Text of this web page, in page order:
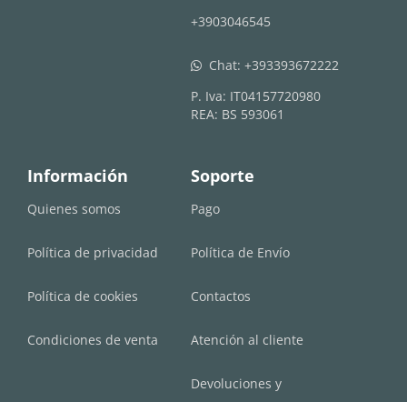
+3903046545
whatsapp Chat: +393393672222
P. Iva: IT04157720980
REA: BS 593061
Información
Quienes somos
Política de privacidad
Política de cookies
Condiciones de venta
Soporte
Pago
Política de Envío
Contactos
Atención al cliente
Devoluciones y